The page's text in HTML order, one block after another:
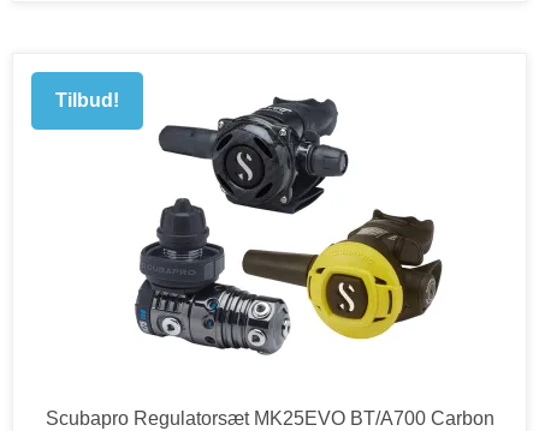
Tilbud!
Scubapro Regulatorsæt MK25EVO BT/A700 Carbon